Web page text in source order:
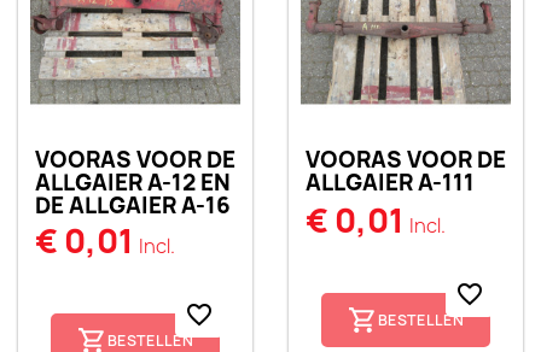
VOORAS VOOR DE
ALLGAIER A-12 EN
DE ALLGAIER A-16
€ 0,01 Incl.
BESTELLEN
favorite_border
VOORAS VOOR DE
ALLGAIER A-111
€ 0,01 Incl.
BESTELLEN
favorite_border